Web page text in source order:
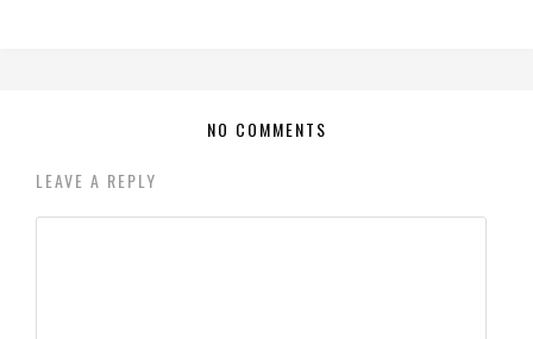
NO COMMENTS
LEAVE A REPLY